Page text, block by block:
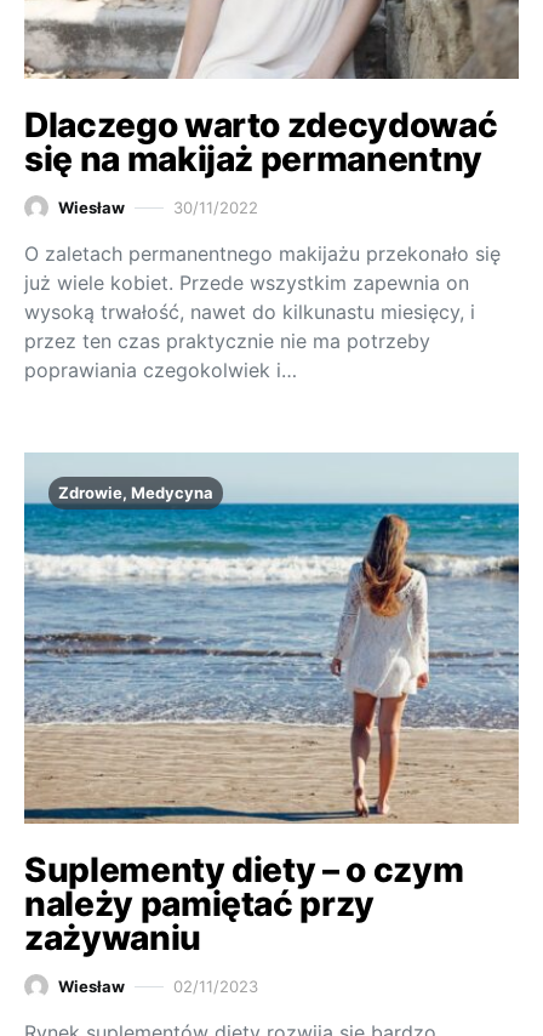
Dlaczego warto zdecydować
się na makijaż permanentny
Wiesław 30/11/2022
O zaletach permanentnego makijażu przekonało się
już wiele kobiet. Przede wszystkim zapewnia on
wysoką trwałość, nawet do kilkunastu miesięcy, i
przez ten czas praktycznie nie ma potrzeby
poprawiania czegokolwiek i…
Zdrowie, Medycyna
Suplementy diety – o czym
należy pamiętać przy
zażywaniu
Wiesław 02/11/2023